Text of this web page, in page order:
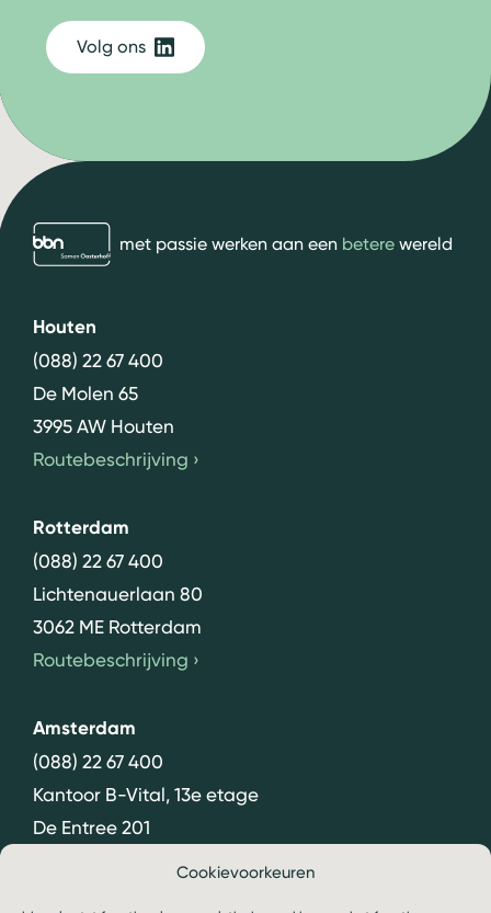
Cookievoorkeuren
bbn adviseursmet passie werken aan een beterewereld
Houten
(088) 22 67 400
De Molen 65
3995 AW Houten
Routebeschrijving ›
Rotterdam
(088) 22 67 400
Lichtenauerlaan 80
3062 ME Rotterdam
Routebeschrijving ›
Amsterdam
(088) 22 67 400
Kantoor B-Vital, 13e etage
De Entree 201
1101 HG Amsterdam
Volg ons